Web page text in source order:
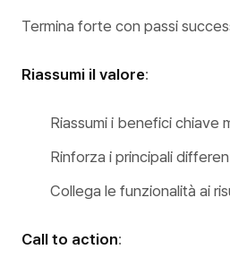
Termina forte con passi
Riassumi il valore:
Riassumi i benefici chiave
Rinforza i principali
Collega le funzionalità ai
Call to action: